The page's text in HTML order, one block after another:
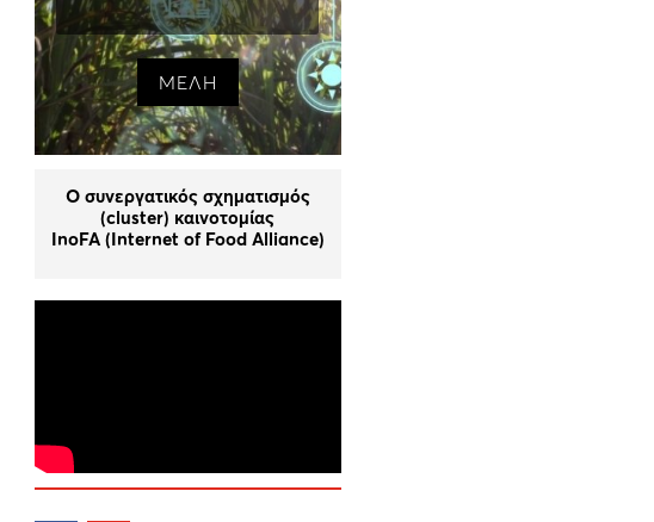
ΜΕΛΗ
Ο συνεργατικός σχηματισμός
(cluster) καινοτομίας
InoFA (Internet of Food Alliance)